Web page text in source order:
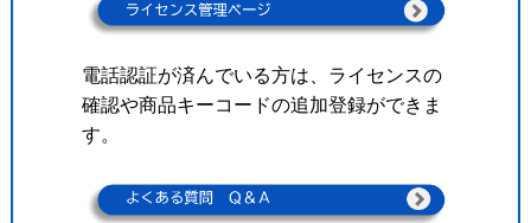
電話認証が済んでいる方は、ライセンスの
確認や商品キーコードの追加登録ができま
す。